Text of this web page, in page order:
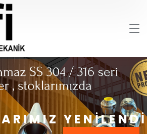
YENILENDI